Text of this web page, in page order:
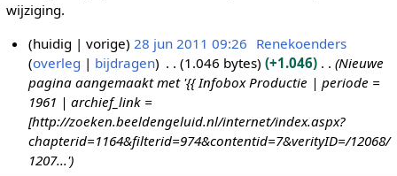
wijziging.
huidig vorige 28 jun 2011 09:26 Renekoenders
overleg
bijdragen 1.046 bytes +1.046
Nieuwe
pagina aangemaakt met '{{ Infobox Productie | periode =
1961 | archief_link =
[http://zoeken.beeldengeluid.nl/internet/index.aspx?
chapterid=1164&filterid=974&contentid=7&verityID=/12068/
1207...'